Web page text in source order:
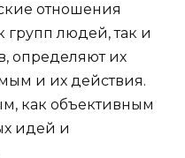
отношения
групп людей, так и
определяют их
и их действия.
как объективным
идей и